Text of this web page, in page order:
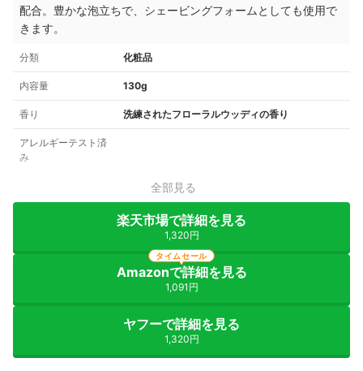
配合。 豊かな泡立ちで、シェービングフォームとしても使用で
きます。
分類 化粧品
内容量 130g
香り 洗練されたフローラルウッディの香り
アレルギーテスト済
み
全部見る
楽天市場で詳細を見る
1,320円
Amazonで詳細を見る
1,091円
タイムセール
ヤフーで詳細を見る
1,320円